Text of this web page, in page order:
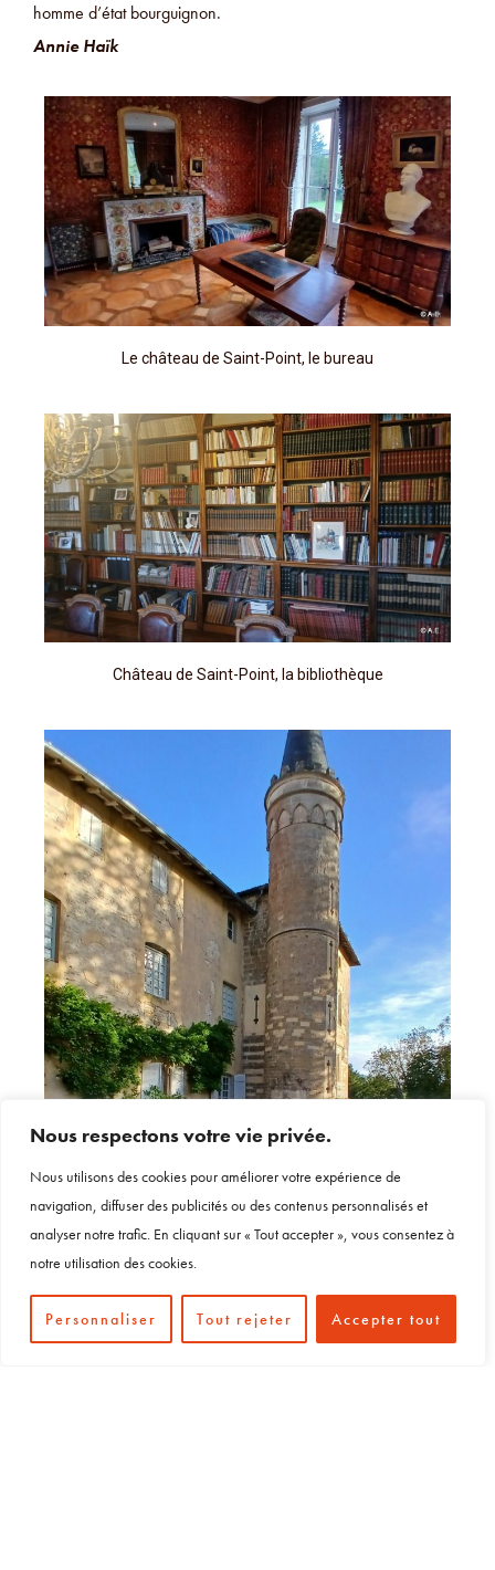
Nous respectons votre vie privée.
Nous utilisons des cookies pour améliorer votre expérience de
navigation, diffuser des publicités ou des contenus personnalisés et
analyser notre trafic. En cliquant sur « Tout accepter », vous consentez à
notre utilisation des cookies.
Personnaliser Tout rejeter Accepter tout
homme d’état bourguignon.
Annie Haïk
Le château de Saint-Point, le bureau
Château de Saint-Point, la bibliothèque
Le château de Saint-Point